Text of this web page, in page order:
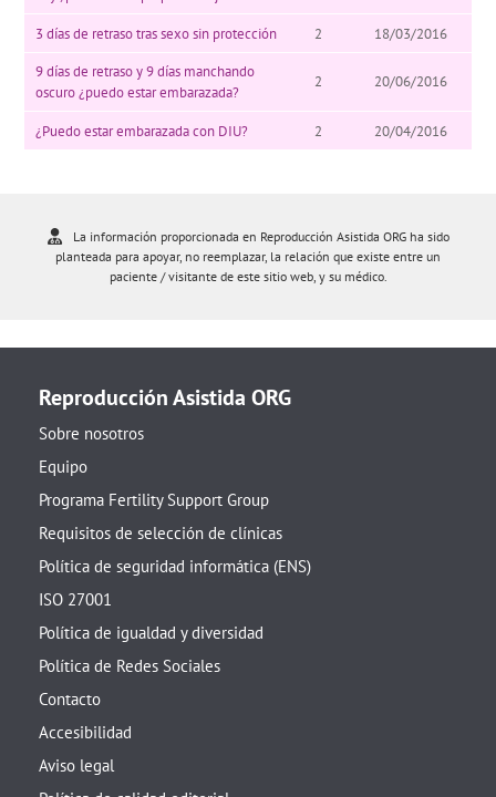
3 días de retraso tras sexo sin protección 2
18/03/2016
9 días de retraso y 9 días manchando
oscuro ¿puedo estar embarazada?
2 20/06/2016
¿Puedo estar embarazada con DIU? 2 20/04/2016
La información proporcionada en Reproducción Asistida ORG ha sido
planteada para apoyar, no reemplazar, la relación que existe entre un
paciente / visitante de este sitio web, y su médico.
Reproducción Asistida ORG
Sobre nosotros
Equipo
Programa Fertility Support Group
Requisitos de selección de clínicas
Política de seguridad informática (ENS)
ISO 27001
Política de igualdad y diversidad
Política de Redes Sociales
Contacto
Accesibilidad
Aviso legal